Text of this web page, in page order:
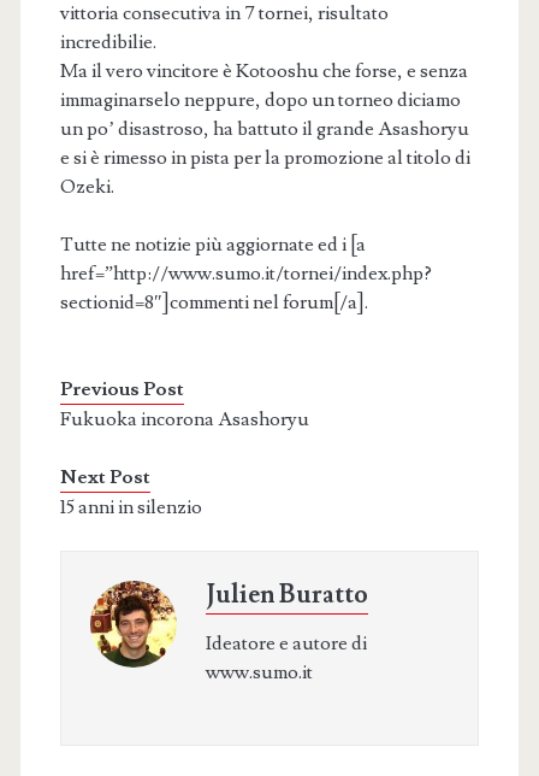
vittoria consecutiva in 7 tornei, risultato
incredibilie.
Ma il vero vincitore è Kotooshu che forse, e senza
immaginarselo neppure, dopo un torneo diciamo
un po’ disastroso, ha battuto il grande Asashoryu
e si è rimesso in pista per la promozione al titolo di
Ozeki.
Tutte ne notizie più aggiornate ed i [a
href=”http://www.sumo.it/tornei/index.php?
sectionid=8″]commenti nel forum[/a].
Previous Post
Fukuoka incorona Asashoryu
Next Post
15 anni in silenzio
Julien Buratto
Ideatore e autore di
www.sumo.it